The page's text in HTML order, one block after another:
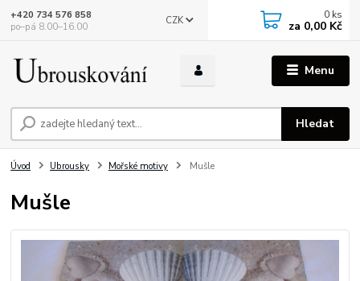
Menu
CZK
Hledat
+420 734 576 858
po–pá 8.00–16.00
0 ks
za 0,00 Kč
Úvod Ubrousky Mořské motivy Mušle
Mušle